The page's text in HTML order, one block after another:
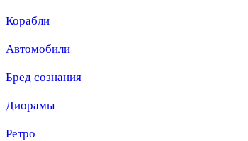
Корабли
Автомобили
Бред сознания
Диорамы
Ретро